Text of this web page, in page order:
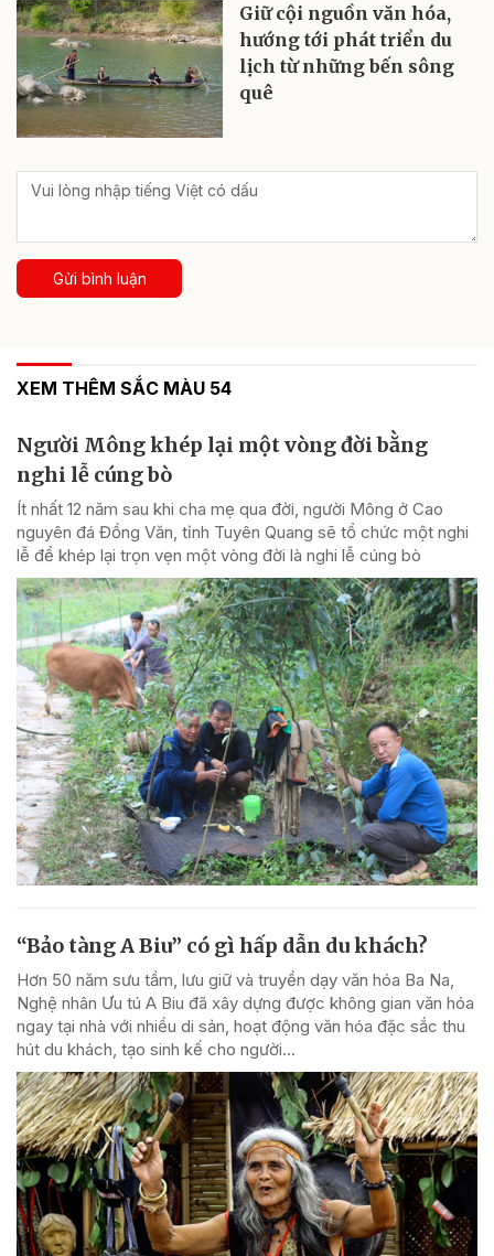
Giữ cội nguồn văn hóa,
hướng tới phát triển du
lịch từ những bến sông
quê
Gửi bình luận
XEM THÊM SẮC MÀU 54
Người Mông khép lại một vòng đời bằng
nghi lễ cúng bò
Ít nhất 12 năm sau khi cha mẹ qua đời, người Mông ở Cao
nguyên đá Đồng Văn, tỉnh Tuyên Quang sẽ tổ chức một nghi
lễ để khép lại trọn vẹn một vòng đời là nghi lễ cúng bò
“Bảo tàng A Biu” có gì hấp dẫn du khách?
Hơn 50 năm sưu tầm, lưu giữ và truyền dạy văn hóa Ba Na,
Nghệ nhân Ưu tú A Biu đã xây dựng được không gian văn hóa
ngay tại nhà với nhiều di sản, hoạt động văn hóa đặc sắc thu
hút du khách, tạo sinh kế cho người...